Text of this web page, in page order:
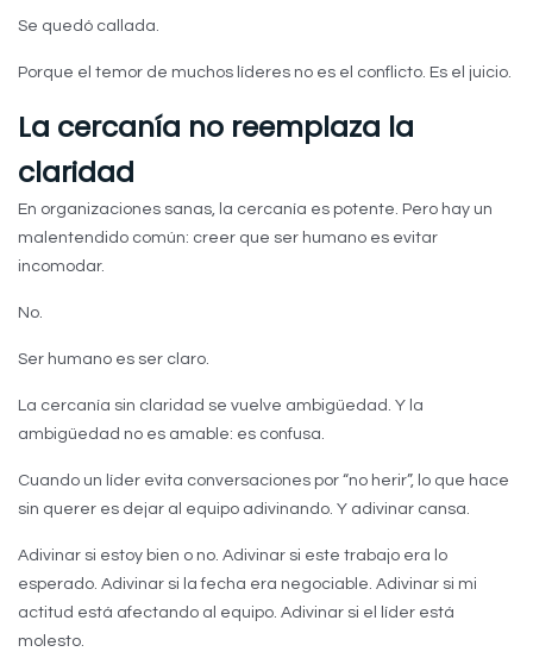
Se quedó callada.
Porque el temor de muchos líderes no es el conflicto. Es el juicio.
La cercanía no reemplaza la
claridad
En organizaciones sanas, la cercanía es potente. Pero hay un
malentendido común: creer que ser humano es evitar
incomodar.
No.
Ser humano es ser claro.
La cercanía sin claridad se vuelve ambigüedad. Y la
ambigüedad no es amable: es confusa.
Cuando un líder evita conversaciones por “no herir”, lo que hace
sin querer es dejar al equipo adivinando. Y adivinar cansa.
Adivinar si estoy bien o no. Adivinar si este trabajo era lo
esperado. Adivinar si la fecha era negociable. Adivinar si mi
actitud está afectando al equipo. Adivinar si el líder está
molesto.